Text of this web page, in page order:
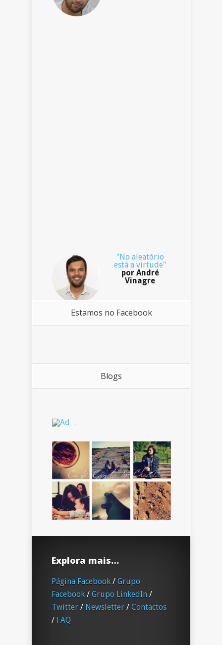
"No aleatório
está a virtude"
por André
Vinagre
Estamos no Facebook
Blogs
Explora mais…
Página Facebook / Grupo
Facebook / Grupo LinkedIn /
Twitter / Newsletter / Contactos
/ FAQ